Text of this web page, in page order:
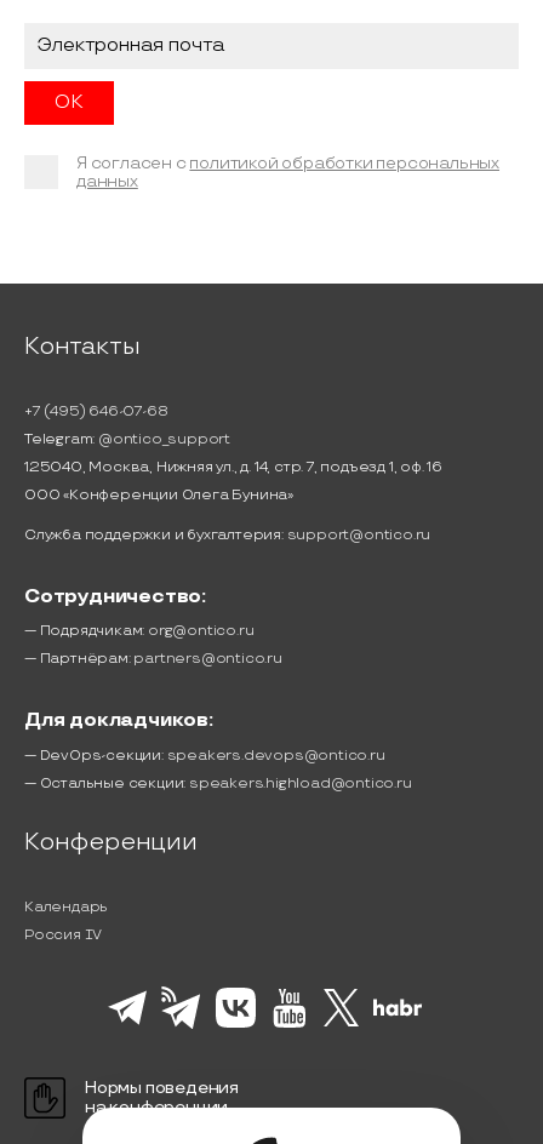
Я согласен с политикой обработки персональных
данных
Контакты
+7 (495) 646-07-68
Telegram: @ontico_support
125040, Москва, Нижняя ул., д. 14, стр. 7, подъезд 1, оф. 16
ООО «Конференции Олега Бунина»
Служба поддержки и бухгалтерия: support@ontico.ru
Сотрудничество:
— Подрядчикам: org@ontico.ru
— Партнёрам: partners@ontico.ru
Для докладчиков:
— DevOps-секции: speakers.devops@ontico.ru
— Остальные секции: speakers.highload@ontico.ru
Конференции
Календарь
Россия IV
Нормы поведения
на конференции